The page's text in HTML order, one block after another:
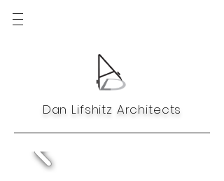
Dan Lifshitz Architects